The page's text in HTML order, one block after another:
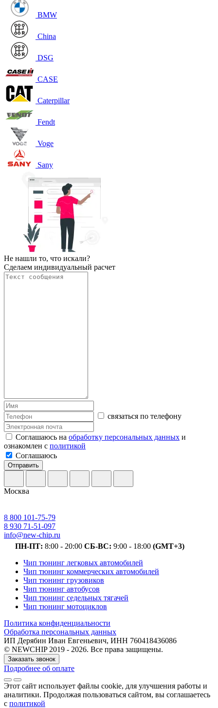
BMW
China
DSG
CASE
Caterpillar
Fendt
Voge
Sany
Не нашли то, что искали?
Сделаем индивидуальный расчет
связаться по телефону
Соглашаюсь на обработку персональных данных и
ознакомлен с политикой
Соглашаюсь
Отправить
Москва
8 800 101-75-79
8 930 71-51-097
info@new-chip.ru
ПН-ПТ: 8:00 - 20:00 СБ-ВС: 9:00 - 18:00 (GMT+3)
Чип тюнинг легковых автомобилей
Чип тюнинг коммерческих автомобилей
Чип тюнинг грузовиков
Чип тюнинг автобусов
Чип тюнинг седельных тягачей
Чип тюнинг мотоциклов
Политика конфиденциальности
Обработка персональных данных
ИП Дерябин Иван Евгеньевич, ИНН 760418436086
© NEWCHIP 2019 - 2026. Все права защищены.
Заказать звонок
Подробнее об оплате
Этот сайт использует файлы cookie, для улучшения работы и
аналитики. Продолжая пользоваться сайтом, вы соглашаетесь
с политикой